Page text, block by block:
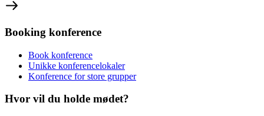
Booking konference
Book konference
Unikke konferencelokaler
Konference for store grupper
Hvor vil du holde mødet?